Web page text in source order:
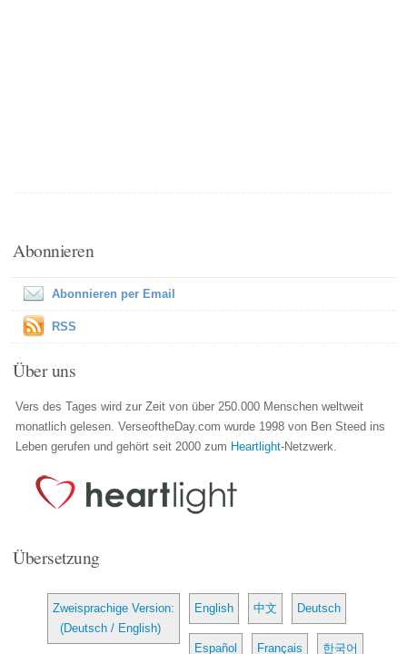
Abonnieren
Abonnieren per Email
RSS
Über uns
Vers des Tages wird zur Zeit von über 250.000 Menschen weltweit
monatlich gelesen. VerseoftheDay.com wurde 1998 von Ben Steed ins
Leben gerufen und gehört seit 2000 zum Heartlight-Netzwerk.
Übersetzung
Zweisprachige Version:
(Deutsch / English)
English 中文 Deutsch
Español Français 한국어